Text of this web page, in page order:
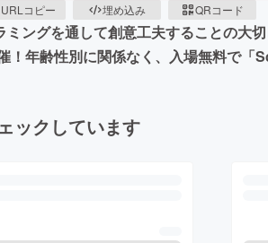
URLコピー 埋め込み QRコード
ミングを通して創意工夫することの
年齢性別に関係なく、入場無料で
ックしています